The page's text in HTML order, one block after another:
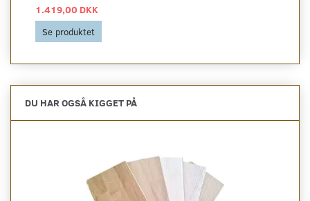
1.419,00 DKK
Se produktet
DU HAR OGSÅ KIGGET PÅ